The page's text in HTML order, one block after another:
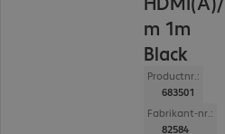
m 1m
Black
Productnr.:
683501
Fabrikant-nr.:
82584